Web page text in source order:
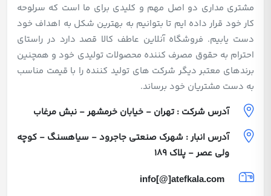
مشتری مداری دو اصل مهم و کلیدی برای ما است که سرلوحه
کار خود قرار داده ایم تا بتوانیم به بهترین شکل به اهداف خود
دست یابیم. فروشگاه آنلاین عاطف کالا قصد دارد در راستای
احترام به حقوق مصرف کننده محصولات تولیدی خود و همچنین
برندهای معتبر دیگر شرکت های تولید کننده را با قیمت مناسب
به دست مشتریان خود برساند.
آدرس شرکت : تهران - خیابان خرمشهر - نبش مرغاب
آدرس انبار : شهرک صنعتی جاجرود - سیاهسنگ - کوچه
ولی عصر - پلاک 189
info[@]atefkala.com